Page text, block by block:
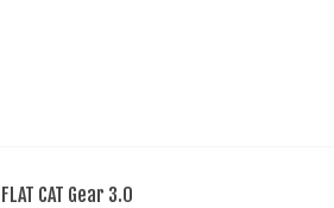
FLAT CAT Gear 3.0